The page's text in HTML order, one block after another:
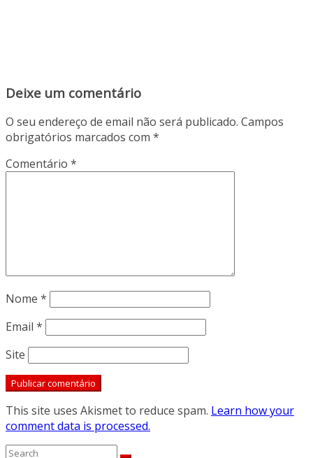
Deixe um comentário
O seu endereço de email não será publicado. Campos
obrigatórios marcados com *
Comentário *
Nome *
Email *
Site
This site uses Akismet to reduce spam. Learn how your
comment data is processed.